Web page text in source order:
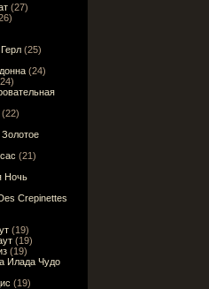
(27)
(25)
(24)
(21)
Ночь
Crepinettes
(19)
(19)
(19)
Илада Чудо
(19)